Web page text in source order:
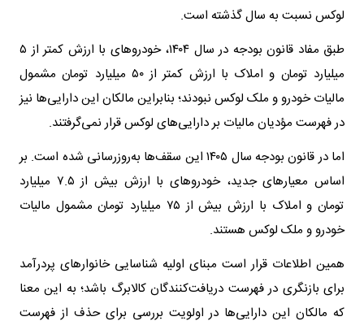
لوکس نسبت به سال گذشته است.
طبق مفاد قانون بودجه در سال ۱۴۰۴، خودرو‌های با ارزش کمتر از ۵
میلیارد تومان و املاک با ارزش کمتر از ۵۰ میلیارد تومان مشمول
مالیات خودرو و ملک لوکس نبودند؛ بنابراین مالکان این دارایی‌ها نیز
در فهرست مؤدیان مالیات بر دارایی‌های لوکس قرار نمی‌گرفتند.
اما در قانون بودجه سال ۱۴۰۵ این سقف‌ها به‌روزرسانی شده است. بر
اساس معیار‌های جدید، خودرو‌های با ارزش بیش از ۷.۵ میلیارد
تومان و املاک با ارزش بیش از ۷۵ میلیارد تومان مشمول مالیات
خودرو و ملک لوکس هستند.
همین اطلاعات قرار است مبنای اولیه شناسایی خانوار‌های پردرآمد
برای بازنگری در فهرست دریافت‌کنندگان کالابرگ باشد؛ به این معنا
که مالکان این دارایی‌ها در اولویت بررسی برای حذف از فهرست